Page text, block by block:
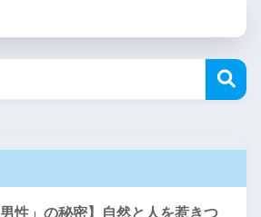
男性」の秘密】自然と人を惹きつ